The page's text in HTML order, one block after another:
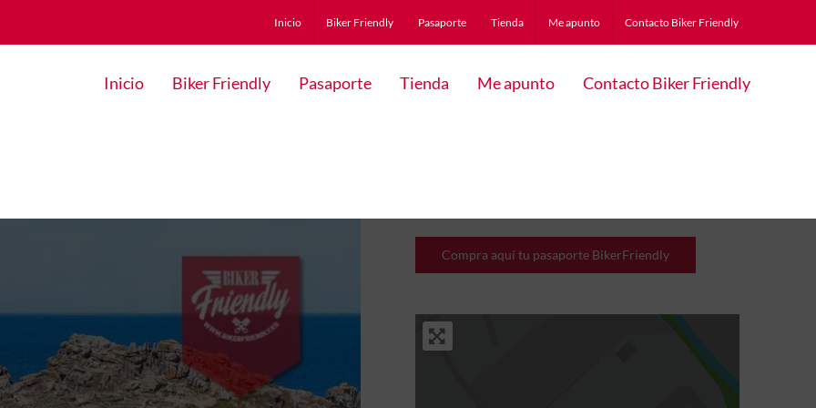
Inicio Biker Friendly Pasaporte Tienda Me apunto Contacto Biker Friendly
Inicio Biker Friendly Pasaporte Tienda Me apunto Contacto Biker Friendly
Compra aquí tu pasaporte BikerFriendly